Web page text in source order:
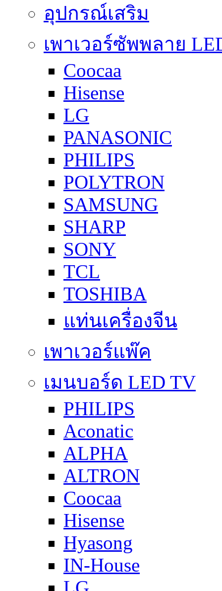
อุปกรณ์เสริม
เพาเวอร์ซัพพลาย
Coocaa
Hisense
LG
PANASONIC
PHILIPS
POLYTRON
SAMSUNG
SHARP
SONY
TCL
TOSHIBA
แท่นเครื่องจีน
เพาเวอร์แพ๊ค
เมนบอร์ด LED TV
PHILIPS
Aconatic
ALPHA
ALTRON
Coocaa
Hisense
Hyasong
IN-House